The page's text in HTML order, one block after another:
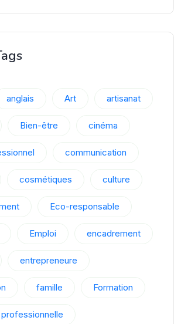
anglais Art artisanat
Bien-être cinéma
communication
cosmétiques culture
Eco-responsable
Emploi encadrement
entrepreneure
famille Formation